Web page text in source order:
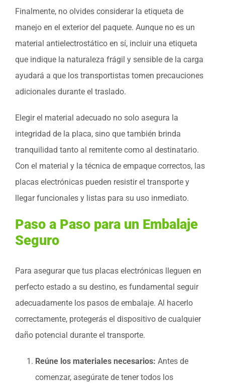
Finalmente, no olvides considerar la etiqueta de
manejo en el exterior del paquete. Aunque no es un
material antielectrostático en sí, incluir una etiqueta
que indique la naturaleza frágil y sensible de la carga
ayudará a que los transportistas tomen precauciones
adicionales durante el traslado.
Elegir el material adecuado no solo asegura la
integridad de la placa, sino que también brinda
tranquilidad tanto al remitente como al destinatario.
Con el material y la técnica de empaque correctos, las
placas electrónicas pueden resistir el transporte y
llegar funcionales y listas para su uso inmediato.
Paso a Paso para un Embalaje
Seguro
Para asegurar que tus placas electrónicas lleguen en
perfecto estado a su destino, es fundamental seguir
adecuadamente los pasos de embalaje. Al hacerlo
correctamente, protegerás el dispositivo de cualquier
daño potencial durante el transporte.
Reúne los materiales necesarios: Antes de
comenzar, asegúrate de tener todos los